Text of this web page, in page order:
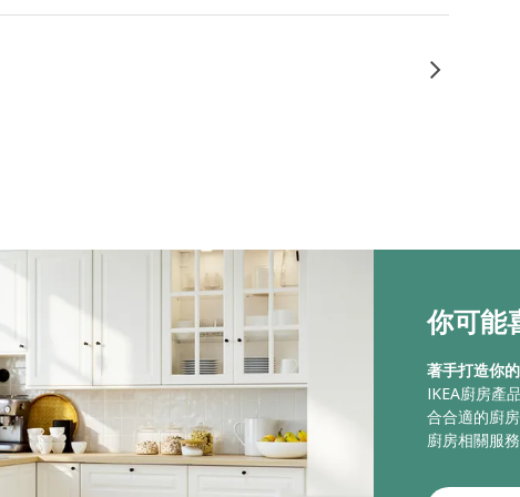
你可能
著手打造你
IKEA廚房產
合合適的廚
廚房相關服務